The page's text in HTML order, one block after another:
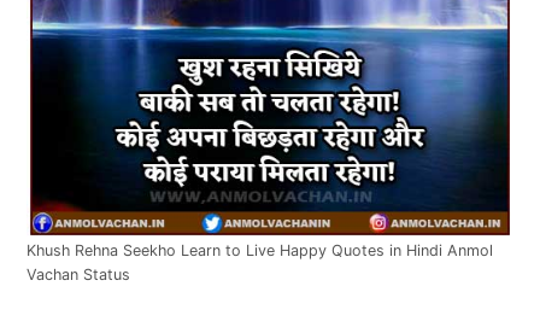
Khush Rehna Seekho Learn to Live Happy Quotes in Hindi Anmol
Vachan Status